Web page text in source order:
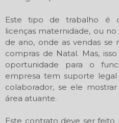
Este tipo de trabalho é
licenças maternidade, ou
de ano, onde as vendas
compras de Natal. Mas,
oportunidade para o
empresa tem suporte
colaborador, se ele
área atuante.
Este contrato deve ser feito